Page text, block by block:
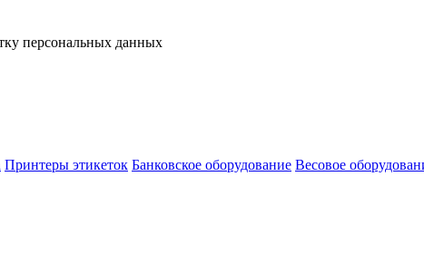
персональных данных
Принтеры этикеток Банковское оборудование Весовое